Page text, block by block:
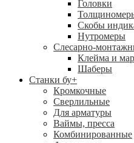
Головки
Скобы
Нутромеры
Слесарно-
Клейма и
Шаберы
Станки бу+
Кромкочные
Сверлильные
Для арматуры
Ваймы, пресса
Комбинированные